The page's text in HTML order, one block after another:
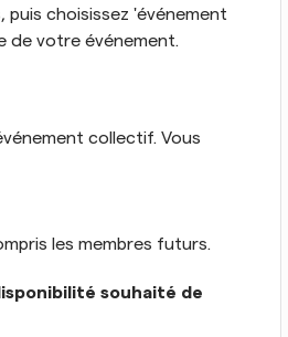
puis choisissez 'événement
de votre événement.
collectif. Vous
les membres futurs.
souhaité de